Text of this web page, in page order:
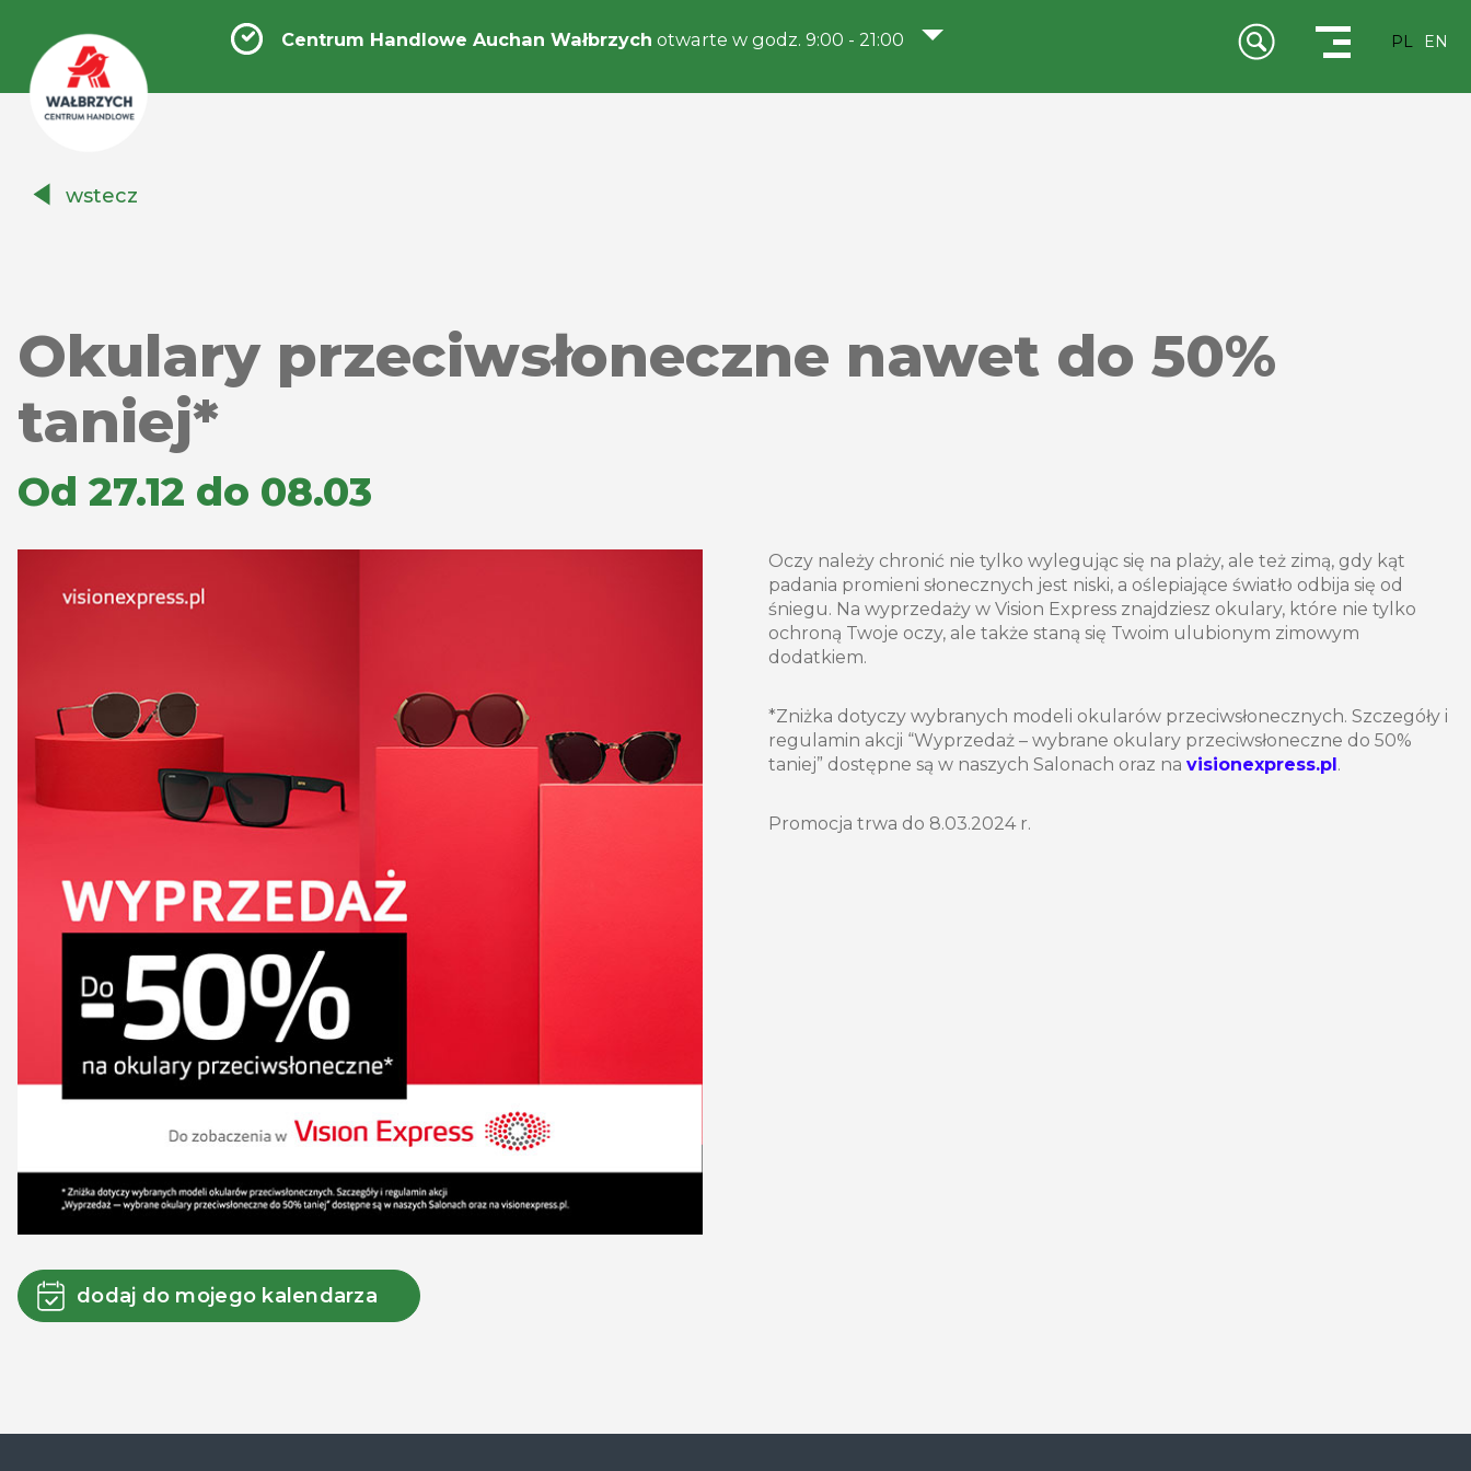
Handlowe
Centrum Handlowe Auchan Wałbrzych otwarte w godz. 9:00 - 21:00 PL EN
wstecz
Okulary przeciwsłoneczne nawet do 50%
taniej*
Od 27.12 do 08.03
dodaj do mojego kalendarza
Oczy należy chronić nie tylko wylegując się na plaży, ale też zimą, gdy kąt
padania promieni słonecznych jest niski, a oślepiające światło odbija się od
śniegu. Na wyprzedaży w Vision Express znajdziesz okulary, które nie tylko
ochroną Twoje oczy, ale także staną się Twoim ulubionym zimowym
dodatkiem.
*Zniżka dotyczy wybranych modeli okularów przeciwsłonecznych. Szczegóły i
regulamin akcji “Wyprzedaż – wybrane okulary przeciwsłoneczne do 50%
taniej” dostępne są w naszych Salonach oraz na visionexpress.pl.
Promocja trwa do 8.03.2024 r.